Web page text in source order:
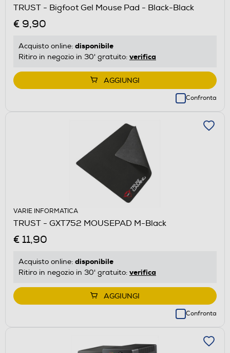
TRUST - Bigfoot Gel Mouse Pad - Black-Black
€ 9,90
Acquisto online: disponibile
Ritiro in negozio in 30' gratuito: verifica
AGGIUNGI
Confronta
VARIE INFORMATICA
TRUST - GXT752 MOUSEPAD M-Black
€ 11,90
Acquisto online: disponibile
Ritiro in negozio in 30' gratuito: verifica
AGGIUNGI
Confronta